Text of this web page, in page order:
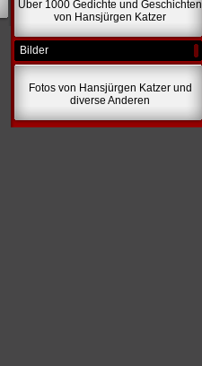
Über 1000 Gedichte und Geschichten
von Hansjürgen Katzer
Bilder
Fotos von Hansjürgen Katzer und
diverse Anderen